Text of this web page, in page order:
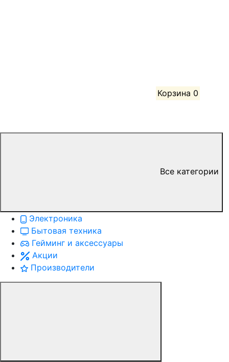
Корзина 0
Все категории
Электроника
Бытовая техника
Гейминг и аксессуары
Акции
Производители